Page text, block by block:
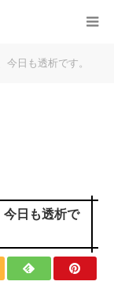
日も透析です。
今日も透析で